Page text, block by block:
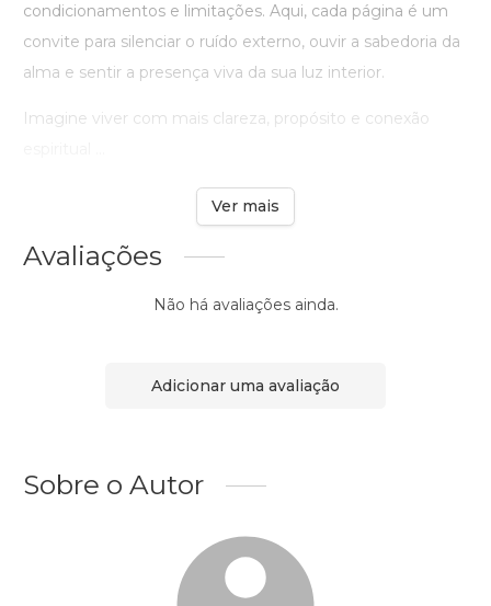
condicionamentos e limitações. Aqui, cada página é um
convite para silenciar o ruído externo, ouvir a sabedoria da
alma e sentir a presença viva da sua luz interior.
Imagine viver com mais clareza, propósito e conexão
Ver mais
Avaliações
Não há avaliações ainda.
Adicionar uma avaliação
Sobre o Autor